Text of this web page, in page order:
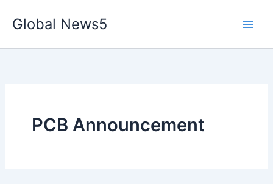
Global News5
PCB Announcement